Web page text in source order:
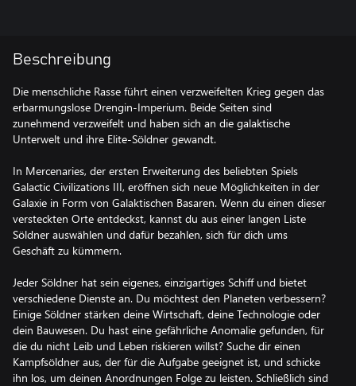
Beschreibung
Die menschliche Rasse führt einen verzweifelten Krieg gegen das
erbarmungslose Drengin-Imperium. Beide Seiten sind
zunehmend verzweifelt und haben sich an die galaktische
Unterwelt und ihre Elite-Söldner gewandt.
In Mercenaries, der ersten Erweiterung des beliebten Spiels
Galactic Civilizations III, eröffnen sich neue Möglichkeiten in der
Galaxie in Form von Galaktischen Basaren. Wenn du einen dieser
versteckten Orte entdeckst, kannst du aus einer langen Liste
Söldner auswählen und dafür bezahlen, sich für dich ums
Geschäft zu kümmern.
Jeder Söldner hat sein eigenes, einzigartiges Schiff und bietet
verschiedene Dienste an. Du möchtest den Planeten verbessern?
Einige Söldner stärken deine Wirtschaft, deine Technologie oder
dein Bauwesen. Du hast eine gefährliche Anomalie gefunden, für
die du nicht Leib und Leben riskieren willst? Suche dir einen
Kampfsöldner aus, der für die Aufgabe geeignet ist, und schicke
ihn los, um deinen Anordnungen Folge zu leisten. Schließlich sind